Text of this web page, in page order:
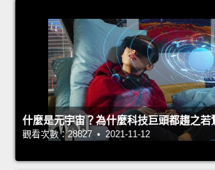
什麼是元宇宙？為什麼科技巨頭都趨之若
觀看次數：28827 • 2021-11-12